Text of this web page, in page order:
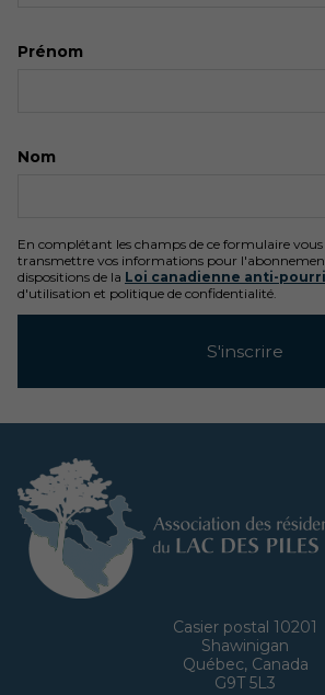
Prénom
Nom
En complétant les champs de ce formulaire vous
transmettre vos informations pour
dispositions de la Loi canadienne anti-
d'utilisation et politique de confidentialité.
Casier postal 10201
Shawinigan
Québec, Canada
G9T 5L3